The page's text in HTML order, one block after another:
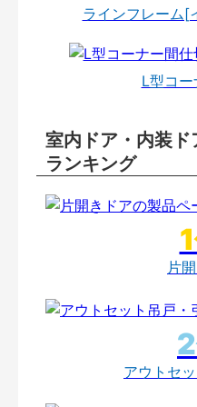
ラインフレーム[
L型コ
室内ドア・内装
ランキング
片
アウトセ